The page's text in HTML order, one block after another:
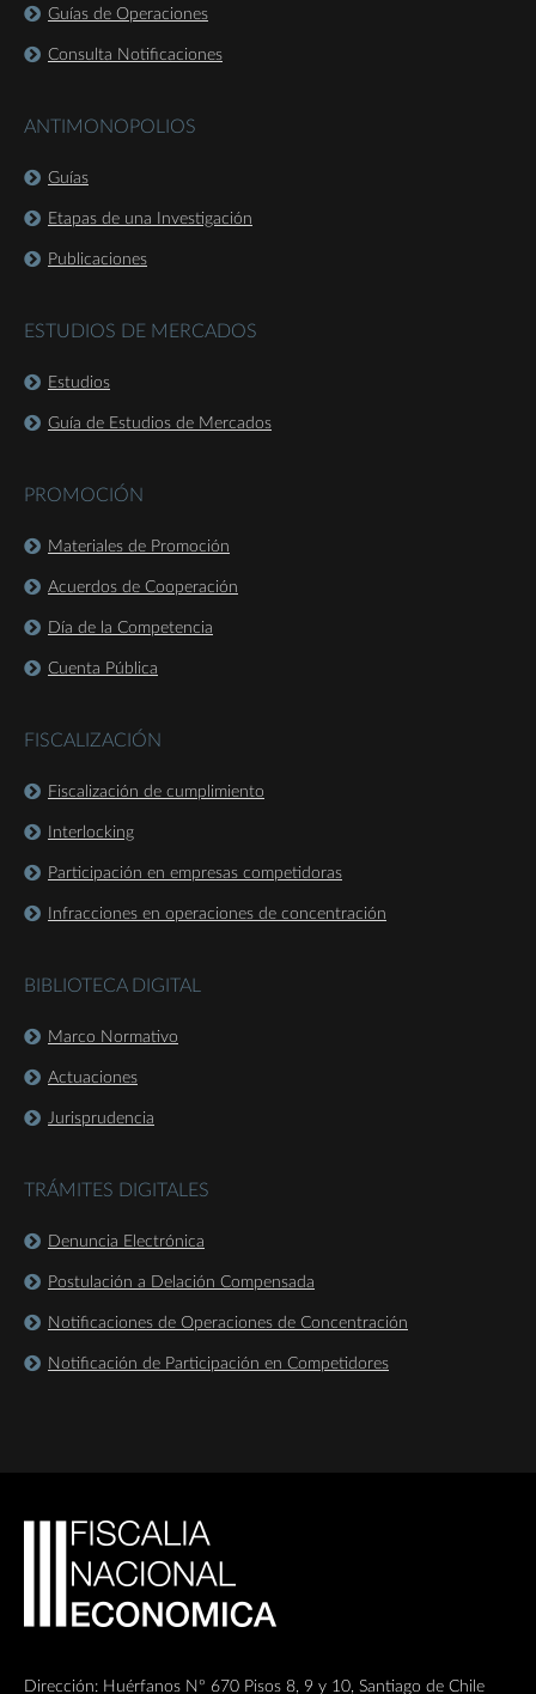
Guías de Operaciones
Consulta Notificaciones
ANTIMONOPOLIOS
Guías
Etapas de una Investigación
Publicaciones
ESTUDIOS DE MERCADOS
Estudios
Guía de Estudios de Mercados
PROMOCIÓN
Materiales de Promoción
Acuerdos de Cooperación
Día de la Competencia
Cuenta Pública
FISCALIZACIÓN
Fiscalización de cumplimiento
Interlocking
Participación en empresas competidoras
Infracciones en operaciones de concentración
BIBLIOTECA DIGITAL
Marco Normativo
Actuaciones
Jurisprudencia
TRÁMITES DIGITALES
Denuncia Electrónica
Postulación a Delación Compensada
Notificaciones de Operaciones de Concentración
Notificación de Participación en Competidores
Dirección: Huérfanos Nº 670 Pisos 8, 9 y 10, Santiago de Chile